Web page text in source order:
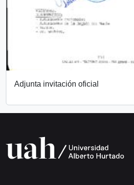
Adjunta invitación oficial